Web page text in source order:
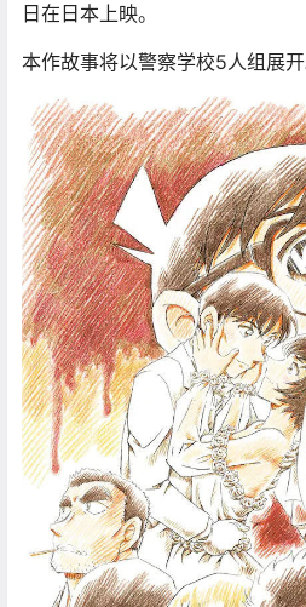
日在日本上映。
本作故事将以警察学校5人组展开